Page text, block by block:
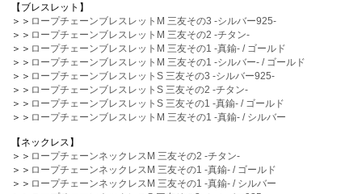
【ブレスレット】
＞＞ ロープチェーンブレスレットM 三友その3 -シルバー925-
＞＞ ロープチェーンブレスレットM 三友その2 -チタン-
＞＞ ロープチェーンブレスレットM 三友その1 -真鍮- / ゴールド
＞＞ ロープチェーンブレスレットM 三友その1 -シルバー- / ゴールド
＞＞ ロープチェーンブレスレットS 三友その3 -シルバー925-
＞＞ ロープチェーンブレスレットS 三友その2 -チタン-
＞＞ ロープチェーンブレスレットS 三友その1 -真鍮- / ゴールド
＞＞ ロープチェーンブレスレットM 三友その1 -真鍮- / シルバー
【ネックレス】
＞＞ ロープチェーンネックレスM 三友その2 -チタン-
＞＞ ロープチェーンネックレスM 三友その1 -真鍮- / ゴールド
＞＞ ロープチェーンネックレスM 三友その1 -真鍮- / シルバー